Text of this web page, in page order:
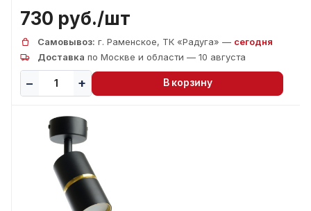
730 руб./шт
Самовывоз: г. Раменское, ТК «Радуга» — сегодня
Доставка по Москве и области — 10 августа
В корзину